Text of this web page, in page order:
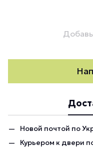
Новой почтой по
Курьером к двери